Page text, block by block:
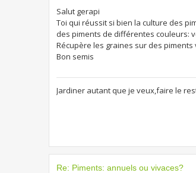
Salut gerapi
Toi qui réussit si bien la culture des
des piments de différentes couleurs:
Récupère les graines sur des
Bon semis
Jardiner autant que je veux,faire le
Re: Piments: annuels ou vivaces?